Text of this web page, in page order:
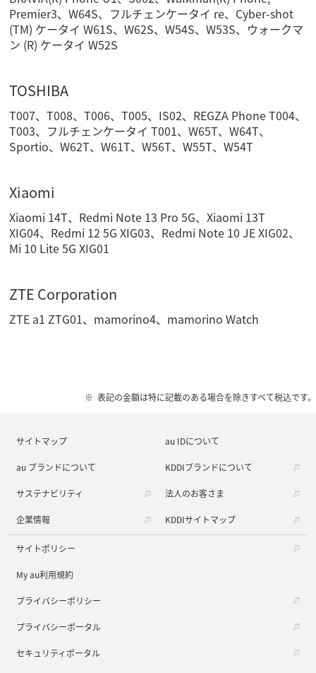
Premier3、W64S、フルチェンケータイ re、Cyber-shot
(TM) ケータイ W61S、W62S、W54S、W53S、ウォークマ
ン (R) ケータイ W52S
TOSHIBA
T007、T008、T006、T005、IS02、REGZA Phone T004、
T003、フルチェンケータイ T001、W65T、W64T、
Sportio、W62T、W61T、W56T、W55T、W54T
Xiaomi
Xiaomi 14T、Redmi Note 13 Pro 5G、Xiaomi 13T
XIG04、Redmi 12 5G XIG03、Redmi Note 10 JE XIG02、
Mi 10 Lite 5G XIG01
ZTE Corporation
ZTE a1 ZTG01、mamorino4、mamorino Watch
表記の金額は特に記載のある場合を除きすべて税込です。
サイトマップ au IDについて
au ブランドについて KDDIブランドについて
サステナビリティ 法人のお客さま
企業情報 KDDIサイトマップ
サイトポリシー
My au利用規約
プライバシーポリシー
プライバシーポータル
セキュリティポータル